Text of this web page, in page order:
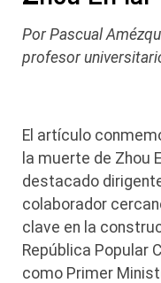
Por Pascual
profesor
El artículo
la muerte de Zhou
destacado
colaborador
clave en la
República Popular
como Primer